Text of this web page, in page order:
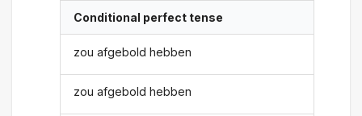
Conditional perfect tense
zou afgebold hebben
zou afgebold hebben